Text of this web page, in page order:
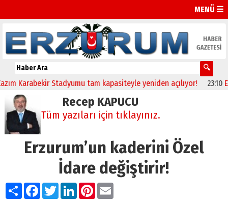
MENÜ ☰
Karabekir Stadyumu tam kapasiteyle yeniden açılıyor! 23:10
Recep KAPUCU
Tüm yazıları için tıklayınız.
Erzurum’un kaderini Özel
İdare değiştirir!
PaylaşFacebook
TwitterLinkedIn
Pinterest
Email